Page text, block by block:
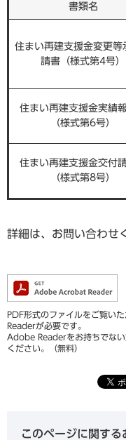
書類名
住まい再建支援金変更等
請書（様式第4号）
住まい再建支援金実績
（様式第6号）
住まい再建支援金交付
（様式第8号）
詳細は、お問い合わせ
PDF形式のファイルをご覧い
Readerが必要です。
Adobe Readerをお持ちでな
ください。（無料）
このページに関する